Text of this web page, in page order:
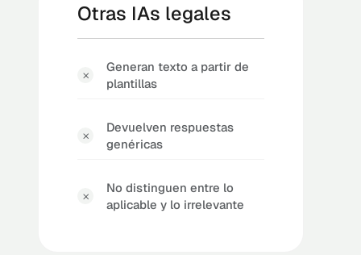
Otras IAs legales
Generan texto a partir de
plantillas
Devuelven respuestas
genéricas
No distinguen entre lo
aplicable y lo irrelevante